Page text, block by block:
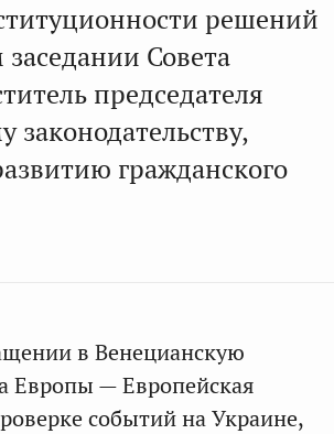
решений
Совета
председателя
гражданского
в Венецианскую
Европы — Европейская
событий на Украине,